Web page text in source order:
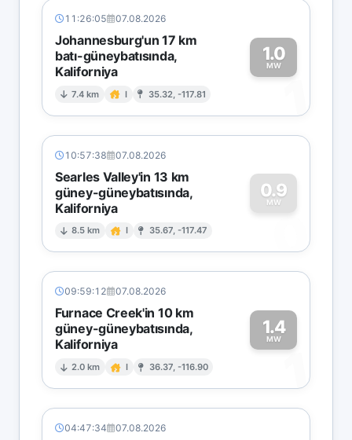
11:26:05 07.08.2026
Johannesburg'un 17 km
batı-güneybatısında,
Kaliforniya
7.4 km I 35.32, -117.81
1.0
MW
1
10:57:38 07.08.2026
Searles Valley'in 13 km
güney-güneybatısında,
Kaliforniya
8.5 km I 35.67, -117.47
0.9
MW
0
09:59:12 07.08.2026
Furnace Creek'in 10 km
güney-güneybatısında,
Kaliforniya
2.0 km I 36.37, -116.90
1.4
MW
1
04:47:34 07.08.2026